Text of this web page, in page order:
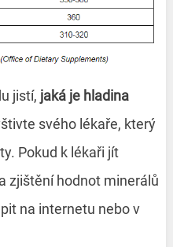
jistí, jaká je hladina
svého lékaře, který
Pokud k lékaři jít
zjištění hodnot minerálů
na internetu nebo v